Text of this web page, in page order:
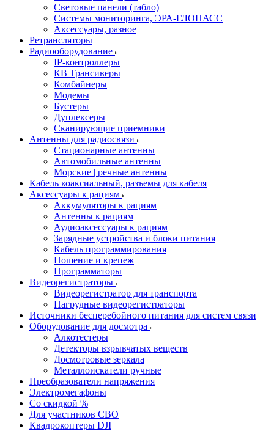
Световые панели (табло)
Системы мониторинга, ЭРА-ГЛОНАСС
Аксессуары, разное
Ретрансляторы
Радиооборудование
IP-контроллеры
КВ Трансиверы
Комбайнеры
Модемы
Бустеры
Дуплексеры
Сканирующие приемники
Антенны для радиосвязи
Стационарные антенны
Автомобильные антенны
Морские | речные антенны
Кабель коаксиальный, разъемы для кабеля
Аксессуары к рациям
Аккумуляторы к рациям
Антенны к рациям
Аудиоаксессуары к рациям
Зарядные устройства и блоки питания
Кабель программирования
Ношение и крепеж
Программаторы
Видеорегистраторы
Видеорегистратор для транспорта
Нагрудные видеорегистраторы
Источники бесперебойного питания для систем связи
Оборудование для досмотра
Алкотестеры
Детекторы взрывчатых веществ
Досмотровые зеркала
Металлоискатели ручные
Преобразователи напряжения
Электромегафоны
Со скидкой %
Для участников СВО
Квадрокоптеры DJI